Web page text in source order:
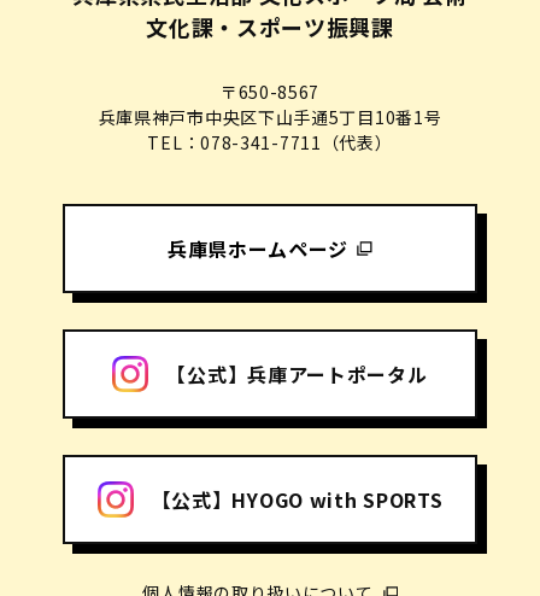
文化課・スポーツ振興課
〒650-8567
兵庫県神戸市中央区下山手通5丁目10番1号
TEL：078-341-7711（代表）
兵庫県ホームページ
【公式】兵庫アートポータル
【公式】HYOGO with SPORTS